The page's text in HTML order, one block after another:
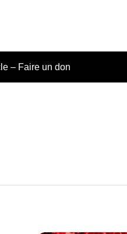
– Faire un don